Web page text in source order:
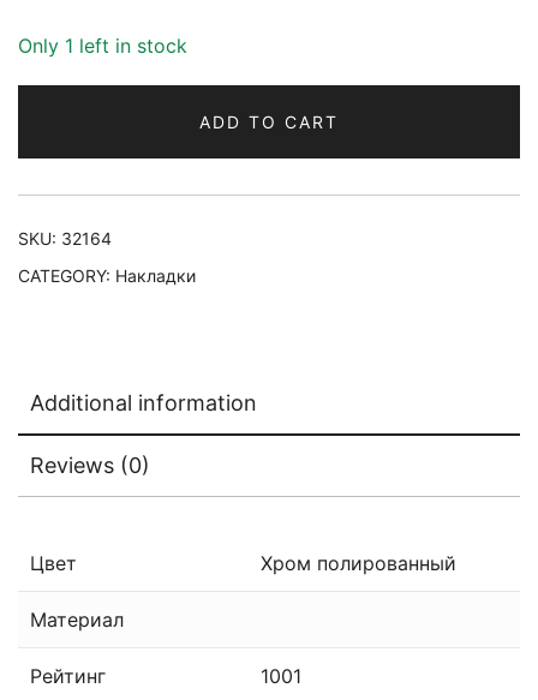
Only 1 left in stock
ADD TO CART
SKU: 32164
CATEGORY: Накладки
Additional information
Reviews (0)
Цвет Хром полированный
Материал
Рейтинг 1001